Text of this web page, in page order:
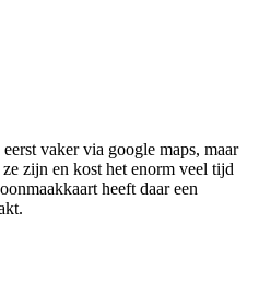
vaker via google maps, maar
zijn en kost het enorm veel tijd
heeft daar een